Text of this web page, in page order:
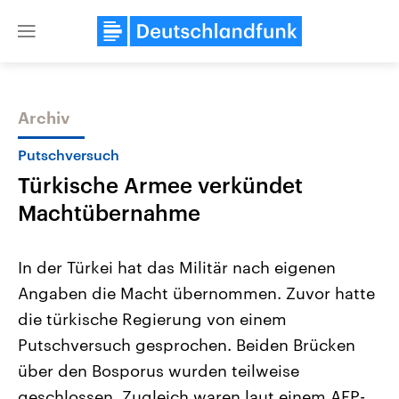
Close
Themen
Landtagswahl Sachsen-Anhalt
2026
Alle Informationen
Sachsen-Anhalt wählt am 6.
September 2026 einen neuen
Landtag. Seit 2021 wird das
Bundesland von einer Koalition aus
USA
Aktuelle Beiträge,
Hintergründe
Wirtschaftlich und
gehören die Vereinigten
den mächtigsten Ländern
mit großem Einfluss auf
Archiv
Putschversuch
Türkische Armee verkündet
Machtübernahme
In der Türkei hat das Militär nach eigenen
Angaben die Macht übernommen. Zuvor hatte
die türkische Regierung von einem
Putschversuch gesprochen. Beiden Brücken
über den Bosporus wurden teilweise